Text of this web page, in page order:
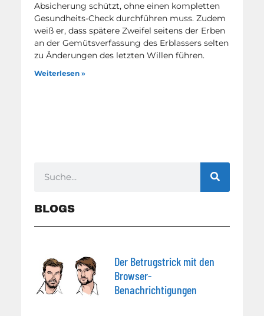
Absicherung schützt, ohne einen kompletten
Gesundheits-Check durchführen muss. Zudem
weiß er, dass spätere Zweifel seitens der Erben
an der Gemütsverfassung des Erblassers selten
zu Änderungen des letzten Willen führen.
Weiterlesen »
BLOGS
Der Betrugstrick mit den
Browser-
Benachrichtigungen